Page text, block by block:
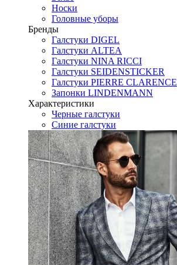
Носки
Головные уборы
Бренды
Галстуки DIGEL
Галстуки ALTEA
Галстуки NINA RICCI
Галстуки SEIDENSTICKER
Галстуки PIERRE CLARENCE
Запонки LINDENMANN
Характеристики
Черные галстуки
Синие галстуки